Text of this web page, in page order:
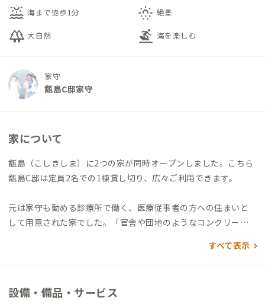
water_lux 海まで徒歩1分 sunny_snowing 絶景
forest 大自然 surfing 海を楽しむ
家守
甑島C邸家守
家について
甑島（こしきしま）に2つの家が同時オープンしました。こちら
甑島C邸は定員2名での1棟貸し切り、広々ご利用できます。
元は家守も勤める診療所で働く、医療従事者の方への住まいと
して用意された家でした。「官舎や団地のようなコンクリート
て働いてくれるのだから、島らしい家に住んでもらいたい」と
造りや設備、インテリア1つ1つからもきっと感じられることと
すべて表示
設備・備品・サービス